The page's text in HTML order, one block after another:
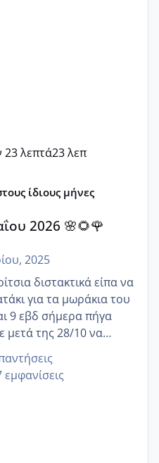
23 λεπτά23 λεπ
ίδιους μήνες
2026 🌸🌻🌹
2025
διστακτικά είπα να
για τα μωράκια του
μετά της 28/10 να
την αυχενική είναι
να γεννάει Μάιο ;;
εμφανίσεις